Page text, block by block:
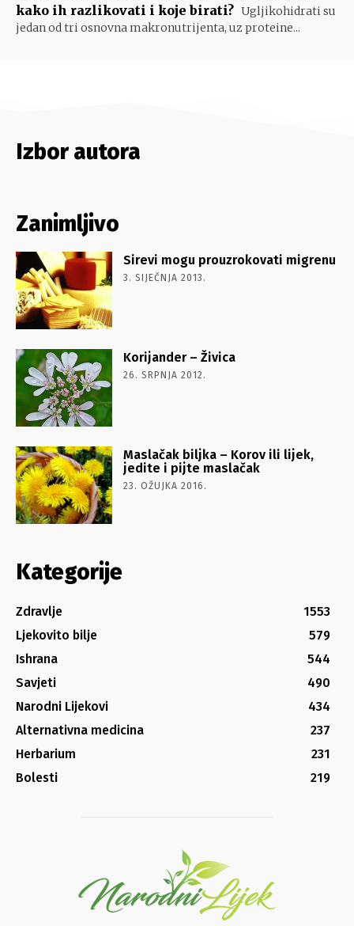
kako ih razlikovati i koje birati? Ugljikohidrati su
jedan od tri osnovna makronutrijenta, uz proteine...
Izbor autora
Zanimljivo
Sirevi mogu prouzrokovati migrenu
3. SIJEČNJA 2013.
Korijander – Živica
26. SRPNJA 2012.
Maslačak biljka – Korov ili lijek,
jedite i pijte maslačak
23. OŽUJKA 2016.
Kategorije
Zdravlje
1553
Ljekovito bilje
579
Ishrana
544
Savjeti
490
Narodni Lijekovi
434
Alternativna medicina
237
Herbarium
231
Bolesti
219